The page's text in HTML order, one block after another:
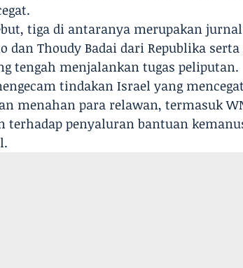
tiga di antaranya merupakan
dan Thoudy Badai dari Republika serta
tengah menjalankan tugas peliputan.
tindakan Israel yang
menahan para relawan, termasuk
terhadap penyaluran bantuan